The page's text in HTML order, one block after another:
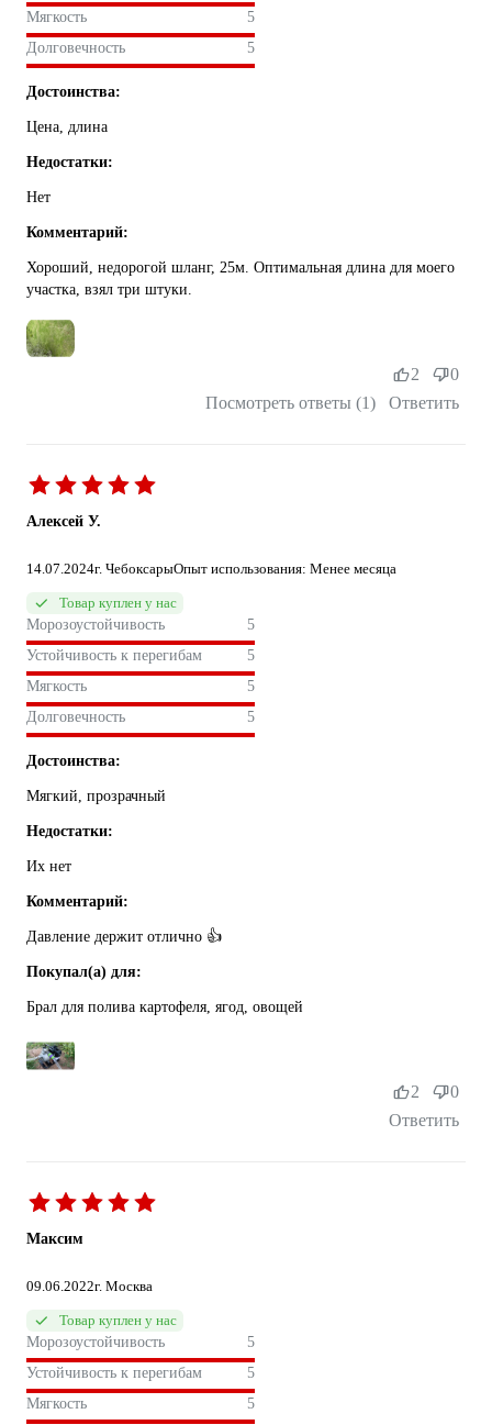
Мягкость
5
Долговечность
5
Достоинства:
Цена, длина
Недостатки:
Нет
Комментарий:
Хороший, недорогой шланг, 25м. Оптимальная длина для моего
участка, взял три штуки.
Посмотреть ответы (1) Ответить
2 0
Алексей У.
14.07.2024г. ЧебоксарыОпыт использования: Менее месяца
Товар куплен у нас
Морозоустойчивость
5
Устойчивость к перегибам
5
Мягкость
5
Долговечность
5
Достоинства:
Мягкий, прозрачный
Недостатки:
Их нет
Комментарий:
Давление держит отлично 👍
Покупал(а) для:
Брал для полива картофеля, ягод, овощей
Ответить
2 0
Максим
09.06.2022г. Москва
Товар куплен у нас
Морозоустойчивость
5
Устойчивость к перегибам
5
Мягкость
5